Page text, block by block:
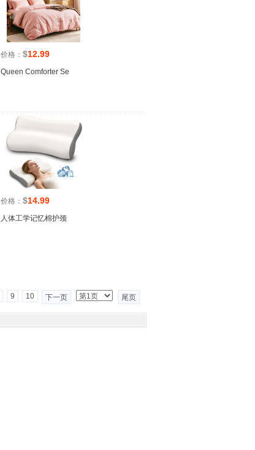
价格： $12.99
Queen Comforter Se
价格： $14.99
人体工学记忆棉护颈
9 10 下一页 尾页